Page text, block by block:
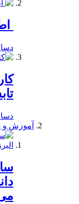
دسامبر
دسامبر
آموزش